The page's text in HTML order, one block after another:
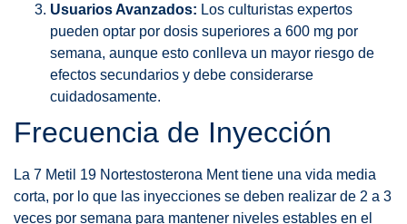
Usuarios Avanzados: Los culturistas expertos
pueden optar por dosis superiores a 600 mg por
semana, aunque esto conlleva un mayor riesgo de
efectos secundarios y debe considerarse
cuidadosamente.
Frecuencia de Inyección
La 7 Metil 19 Nortestosterona Ment tiene una vida media
corta, por lo que las inyecciones se deben realizar de 2 a 3
veces por semana para mantener niveles estables en el